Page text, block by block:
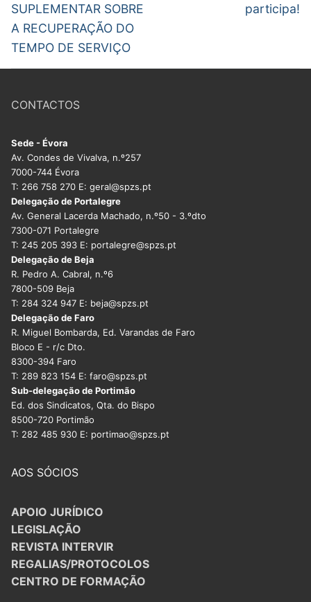
Formação
Área de Sócios
Contactos
SUPLEMENTAR SOBRE
A RECUPERAÇÃO DO
TEMPO DE SERVIÇO
participa!
CONTACTOS
Sede - Évora
Av. Condes de Vivalva, n.º257
7000-744 Évora
T: 266 758 270 E: geral@spzs.pt
Delegação de Portalegre
Av. General Lacerda Machado, n.º50 - 3.ºdto
7300-071 Portalegre
T: 245 205 393 E: portalegre@spzs.pt
Delegação de Beja
R. Pedro A. Cabral, n.º6
7800-509 Beja
T: 284 324 947 E: beja@spzs.pt
Delegação de Faro
R. Miguel Bombarda, Ed. Varandas de Faro
Bloco E - r/c Dto.
8300-394 Faro
T: 289 823 154 E: faro@spzs.pt
Sub-delegação de Portimão
Ed. dos Sindicatos, Qta. do Bispo
8500-720 Portimão
T: 282 485 930 E: portimao@spzs.pt
AOS SÓCIOS
APOIO JURÍDICO
LEGISLAÇÃO
REVISTA INTERVIR
REGALIAS/PROTOCOLOS
CENTRO DE FORMAÇÃO